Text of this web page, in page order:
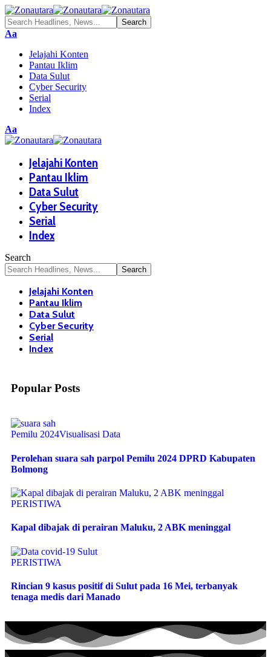
Aa
Jelajahi Konten
Pantau Iklim
Data Sulut
Cyber Security
Serial
Index
Aa
Jelajahi Konten
Pantau Iklim
Data Sulut
Cyber Security
Serial
Index
Search
Jelajahi Konten
Pantau Iklim
Data Sulut
Cyber Security
Serial
Index
Popular Posts
Pemilu 2024Visualisasi Data
Perolehan suara sah parpol Pemilu 2024 DPRD Kabupaten
Bolmong
PERISTIWA
Kapal dibajak di perairan Maluku, 2 ABK meninggal
PERISTIWA
Rincian 9 kasus positif di Sulut pada 16 Mei, terbanyak
tenaga medis dari Manado